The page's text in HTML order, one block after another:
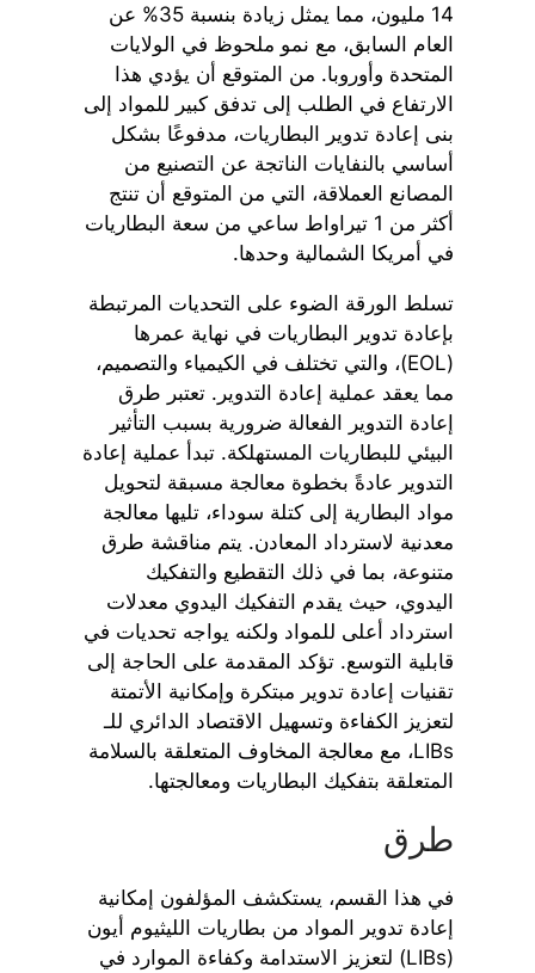
14 مليون، مما يمثل زيادة بنسبة 35% عن
العام السابق، مع نمو ملحوظ في الولايات
المتحدة وأوروبا. من المتوقع أن يؤدي هذا
الارتفاع في الطلب إلى تدفق كبير للمواد إلى
بنى إعادة تدوير البطاريات، مدفوعًا بشكل
أساسي بالنفايات الناتجة عن التصنيع من
المصانع العملاقة، التي من المتوقع أن تنتج
أكثر من 1 تيراواط ساعي من سعة البطاريات
في أمريكا الشمالية وحدها.
تسلط الورقة الضوء على التحديات المرتبطة
بإعادة تدوير البطاريات في نهاية عمرها
(EOL)، والتي تختلف في الكيمياء والتصميم،
مما يعقد عملية إعادة التدوير. تعتبر طرق
إعادة التدوير الفعالة ضرورية بسبب التأثير
البيئي للبطاريات المستهلكة. تبدأ عملية إعادة
التدوير عادةً بخطوة معالجة مسبقة لتحويل
مواد البطارية إلى كتلة سوداء، تليها معالجة
معدنية لاسترداد المعادن. يتم مناقشة طرق
متنوعة، بما في ذلك التقطيع والتفكيك
اليدوي، حيث يقدم التفكيك اليدوي معدلات
استرداد أعلى للمواد ولكنه يواجه تحديات في
قابلية التوسع. تؤكد المقدمة على الحاجة إلى
تقنيات إعادة تدوير مبتكرة وإمكانية الأتمتة
لتعزيز الكفاءة وتسهيل الاقتصاد الدائري للـ
LIBs، مع معالجة المخاوف المتعلقة بالسلامة
المتعلقة بتفكيك البطاريات ومعالجتها.
طرق
في هذا القسم، يستكشف المؤلفون إمكانية
إعادة تدوير المواد من بطاريات الليثيوم أيون
(LIBs) لتعزيز الاستدامة وكفاءة الموارد في